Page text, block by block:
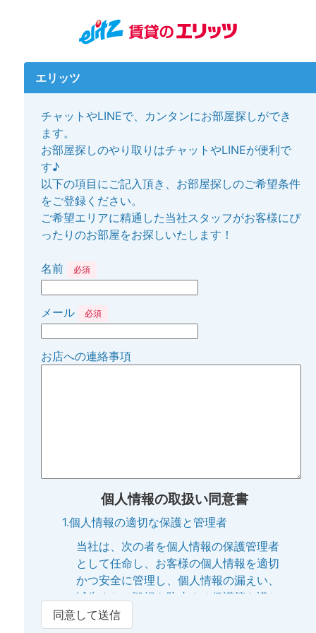
エリッツ
チャットやLINEで、カンタンにお部屋探しができ
ます。
お部屋探しのやり取りはチャットやLINEが便利で
す♪
以下の項目にご記入頂き、お部屋探しのご希望条件
をご登録ください。
ご希望エリアに精通した当社スタッフがお客様にぴ
ったりのお部屋をお探しいたします！
名前 必須
メール 必須
お店への連絡事項
個人情報の取扱い同意書
1.個人情報の適切な保護と管理者
当社は、次の者を個人情報の保護管理者
として任命し、お客様の個人情報を適切
かつ安全に管理し、個人情報の漏えい、
滅失または毀損を防止する保護策を講じ
ています。
同意して送信